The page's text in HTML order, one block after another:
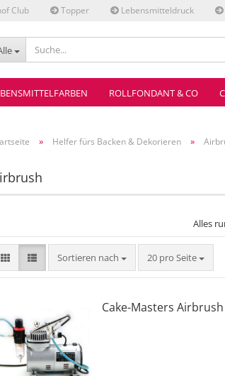
Club Topper Lebensmitteldruck
ROLLFONDANT & CO
» Helfer fürs Backen & Dekorieren »
Alles
Sortieren nach
Sortieren nach 20 pro Seite
pro Seite
Cake-Masters